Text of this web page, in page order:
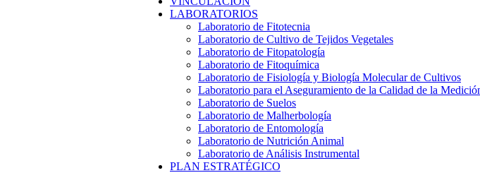
LABORATORIOS
Laboratorio de Fitotecnia
Laboratorio de Cultivo de Tejidos Vegetales
Laboratorio de Fitopatología
Laboratorio de Fitoquímica
Laboratorio de Fisiología y Biología Molecular de Cultivos
Laboratorio para el Aseguramiento de la Calidad de la
Laboratorio de Suelos
Laboratorio de Malherbología
Laboratorio de Entomología
Laboratorio de Nutrición Animal
Laboratorio de Análisis Instrumental
PLAN ESTRATÉGICO